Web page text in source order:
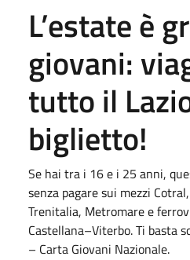
L’estate è
giovani:
tutto il
biglietto!
Se hai tra i 16 e i 25 anni,
senza pagare sui mezzi
Trenitalia, Metromare e
Castellana–Viterbo. Ti basta
– Carta Giovani Nazionale.